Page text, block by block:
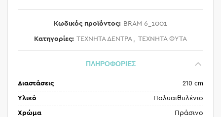
Κωδικός προϊόντος: BRAM 6_1001
Κατηγορίες: ΤΕΧΝΗΤΑ ΔΕΝΤΡΑ , ΤΕΧΝΗΤΑ ΦΥΤΑ
ΠΛΗΡΟΦΟΡΙΕΣ
Διαστάσεις 210 cm
Υλικό Πολυαιθυλένιο
Χρώμα Πράσινο